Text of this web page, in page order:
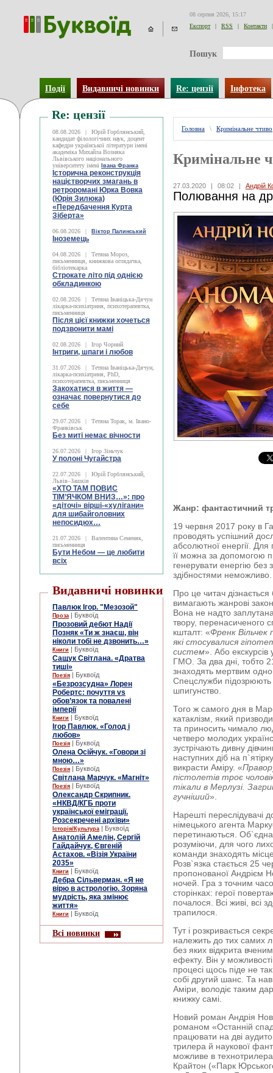
08 серпня 2026, 15:17
Експорт
| RSS | Контакти |
Пошук
Події Видавничі новинки Re: цензії Інфотека
Re: цензії
08.08.2026 |
Юрій Горблянський,
кандидат філологічних наук, доцент
кафедри української літератури імені
академіка Михайла Возняка
Львівського національного
університету імені
Івана Франка
Історична реконструкція
націєтворчих змагань в
ретроромані Юрка Вовка
(Юрія Зилюка)
«Передбачення Курта
Зіберта»
06.08.2026 | Віктор Палинський
Іноземець
04.08.2026 |
Тетяна Мороз,
письменниця, книжкова оглядачка,
бібліотекарка
Строкате літо під однією
обкладинкою
02.08.2026 |
Тетяна Іваніцька-Дячун
лікарка-психіатриня, психотерапевтка,
письменниця
Після цієї книжки хочеться
подзвонити мамі
02.08.2026 | Ігор Чорний
Інтриги, шпаги і любов
31.07.2026 |
Тетяна Іваніцька-Дячун,
лікарка-психіатриня, PhD,
психотерапевтка, письменниця
Закохатися в життя —
означає повернутися до
себе
29.07.2026 |
Тетяна Торак, м. Івано-
Франківськ
Без миті немає вічности
26.07.2026 | Ігор Зіньчук
У полоні Чугайстра
22.07.2026 |
Юрій Горблянський,
Львів–Зашків
«ХТО ТАМ ПОВИС
ТІМ’ЯЧКОМ ВНИЗ…»: про
«діточі» вірші-«хулігани»
для шибайголовних
непосидюх…
21.07.2026 |
Валентина Семеняк,
письменниця
Бути Небом ― це любити
всіх
Видавничі новинки
Павлюк Ігор. "Мезозой"
Проза | Буквоїд
Прозовий дебют Надії
Позняк «Ти ж знаєш, він
ніколи тобі не дзвонить…»
Книги | Буквоїд
Сащук Світлана. «Дратва
тиші»
Поезія | Буквоїд
«Безрозсудна» Лорен
Робертс: почуття vs
обов’язок та повалені
імперії
Книги | Буквоїд
Ігор Павлюк. «Голод і
любов»
Поезія | Буквоїд
Олена Осійчук. «Говори зі
мною…»
Поезія | Буквоїд
Світлана Марчук. «Магніт»
Поезія | Буквоїд
Олександр Скрипник.
«НКВД/КГБ проти
української еміграції.
Розсекречені архіви»
Історія/Культура | Буквоїд
Анатолій Амелін, Сергій
Гайдайчук, Євгеній
Астахов. «Візія України
2035»
Книги | Буквоїд
Дебра Сільверман. «Я не
вірю в астрологію. Зоряна
мудрість, яка змінює
життя»
Книги | Буквоїд
Всі новинки
Головна \ Кримінальне чтиво
Кримінальне
27.03.2020 | 08:02 | Андрій
Полювання на
Жанр: фантастичний
19 червня 2017 року в
проводять успішний
абсолютної енергії.
її можна за допомогою
генерувати енергію
здібностями неможливо.
Про це читач
вимагають жанрові
Вона не надто
твору, перенасиченого
кшталт: «Френк
які стосувалися
систем». Або екскурсів
ГМО. За два дні, тобто
знаходять мертвим
Спецслужби підозрюють
шпигунство.
Того ж самого дня в
катаклізм, який
та приносить чимало
четверо молодих
зустрічають дивну
наступних діб на
викрасти Аміру. «
пістолетів троє
тікали в Мерлузі.
гучніший».
Нарешті переслідувачі
німецького агента
перетинаються.
розуміючи, для чого
команди знаходять
Розв`язка стається 25
пропонованої Андрієм
ночей. Гра з точним
сторінках: герої
почалося. Всі живі, всі
трапилося.
Тут і розкривається
належить до тих самих
без яких відкрита
ефекту. Він у
процесі щось піде не
собі другий шанс. Та
Аміри, володіє таким
книжку самі.
Новий роман Андрія
романом «Останній
працювати на дві
трилера й наукової
можливе в
Крайтон («Парк